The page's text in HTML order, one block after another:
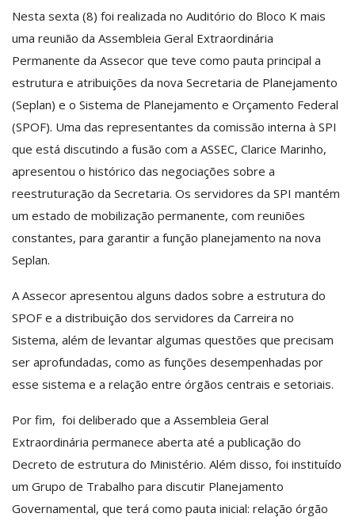
Nesta sexta (8) foi realizada no Auditório do Bloco K mais
uma reunião da Assembleia Geral Extraordinária
Permanente da Assecor que teve como pauta principal a
estrutura e atribuições da nova Secretaria de Planejamento
(Seplan) e o Sistema de Planejamento e Orçamento Federal
(SPOF). Uma das representantes da comissão interna à SPI
que está discutindo a fusão com a ASSEC, Clarice Marinho,
apresentou o histórico das negociações sobre a
reestruturação da Secretaria. Os servidores da SPI mantém
um estado de mobilização permanente, com reuniões
constantes, para garantir a função planejamento na nova
Seplan.
A Assecor apresentou alguns dados sobre a estrutura do
SPOF e a distribuição dos servidores da Carreira no
Sistema, além de levantar algumas questões que precisam
ser aprofundadas, como as funções desempenhadas por
esse sistema e a relação entre órgãos centrais e setoriais.
Por fim, foi deliberado que a Assembleia Geral
Extraordinária permanece aberta até a publicação do
Decreto de estrutura do Ministério. Além disso, foi instituído
um Grupo de Trabalho para discutir Planejamento
Governamental, que terá como pauta inicial: relação órgão